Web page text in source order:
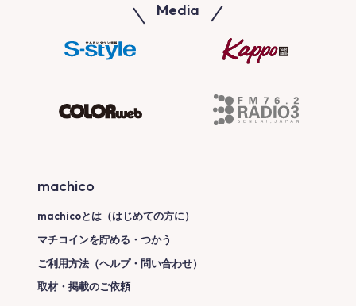
Media
machico
machicoとは（はじめての方に）
マチコインを貯める・つかう
ご利用方法（ヘルプ・問い合わせ）
取材・掲載のご依頼